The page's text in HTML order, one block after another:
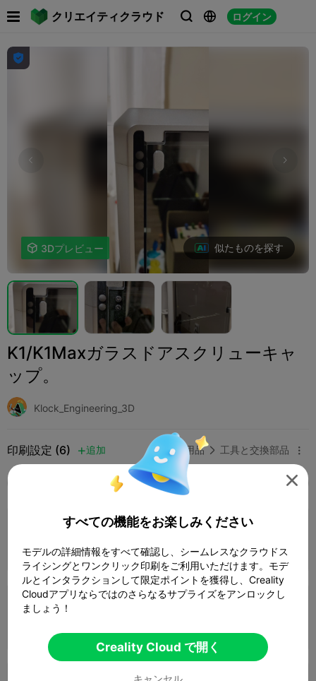
クリエイティクラウド   ログイン
 

 3Dプレビュー 似たものを探す
K1/K1Maxガラスドアスクリューキャ
ップ。
Klock_Engineering_3D
印刷設定 (6) 追加 家庭用品  工具と交換部品 
K2 Plus K2 Pro
0.2mmレイヤー、2ウォール、15%インフィ
 03m 0s 1 プレート  0.56g

すべての機能をお楽しみください
モデルの詳細情報をすべて確認し、シームレスなクラウドス
ライシングとワンクリック印刷をご利用いただけます。モデ
ルとインタラクションして限定ポイントを獲得し、Creality
Cloudアプリならではのさらなるサプライズをアンロックし
ましょう！
Creality Cloud で開く
キャンセル